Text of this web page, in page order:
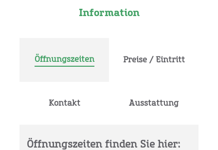
Information
Öffnungszeiten Preise / Eintritt
Kontakt Ausstattung
Öffnungszeiten finden Sie hier: